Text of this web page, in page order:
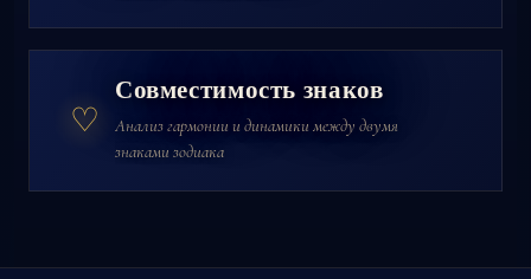
♡
Совместимость знаков
Анализ гармонии и динамики между двумя
знаками зодиака